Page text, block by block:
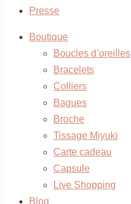
Presse
Boutique
Boucles d’oreilles
Bracelets
Colliers
Bagues
Broche
Tissage Miyuki
Carte cadeau
Capsule
Live Shopping
Blog